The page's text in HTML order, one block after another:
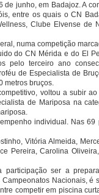
junho, em Badajoz. A
entre os quais o CN
Clube Elvense de
numa competição
do CN Mérida e do El
pelo terceiro ano
de Especialista de
metros bruços.
voltou a subir
de Mariposa na
individual. Nas
Vitória Almeida,
Pereira, Carolina
ser a
Nacionais, é
competir em piscina